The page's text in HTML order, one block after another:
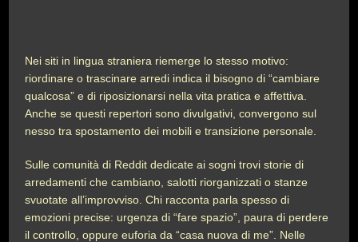
Nei siti in lingua straniera riemerge lo stesso motivo:
riordinare o trascinare arredi indica il bisogno di “cambiare
qualcosa” e di riposizionarsi nella vita pratica e affettiva.
Anche se questi repertori sono divulgativi, convergono sul
nesso tra spostamento dei mobili e transizione personale.
Sulle comunità di Reddit dedicate ai sogni trovi storie di
arredamenti che cambiano, salotti riorganizzati o stanze
svuotate all’improvviso. Chi racconta parla spesso di
emozioni precise: urgenza di “fare spazio”, paura di perdere
il controllo, oppure euforia da “casa nuova di me”. Nelle